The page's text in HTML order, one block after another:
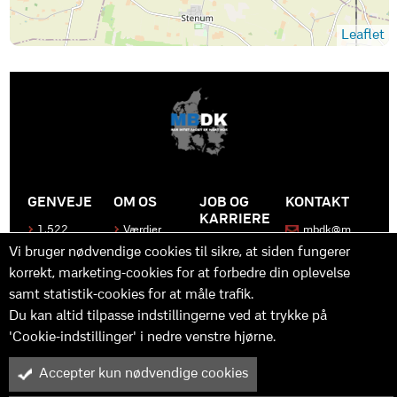
Leaflet
GENVEJE
1.522
Produkter
Kontakt
os
OM OS
Værdier
Historen
bag
MBDK
Hvad gør
os unikke
JOB OG
KARRIERE
Bliv en del
af MBDK
Vores
team
Praktik
udvikling
KONTAKT
mbdk@m
y™ er driftet af MBDK ApS – under MBDK Holding ApS. Tilmeldt
Vi bruger nødvendige cookies til sikre, at siden fungerer
korrekt, marketing-cookies for at forbedre din oplevelse
samt statistik-cookies for at måle trafik.
Du kan altid tilpasse indstillingerne ved at trykke på
'Cookie-indstillinger' i nedre venstre hjørne.
Accepter kun nødvendige cookies